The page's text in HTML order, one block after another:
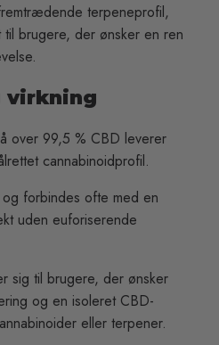
terpeneprofil,
brugere, der ønsker en ren
virkning
over 99,5 % CBD leverer
cannabinoidprofil.
forbindes ofte med en
uden euforiserende
sig til brugere, der ønsker
og en isoleret CBD-
eller terpener.